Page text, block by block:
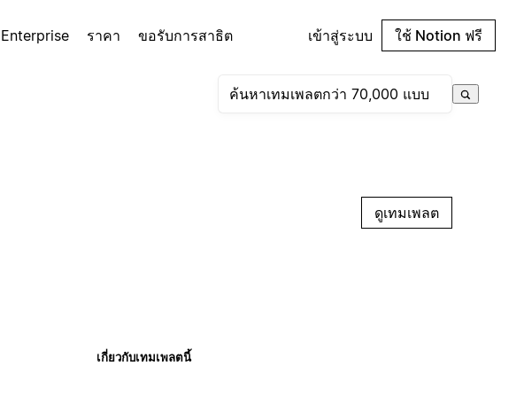
Enterprise ราคา ขอรับการสาธิต เข้าสู่ระบบ ใช้ Notion ฟรี
ดูเทมเพลต
เกี่ยวกับเทมเพลตนี้